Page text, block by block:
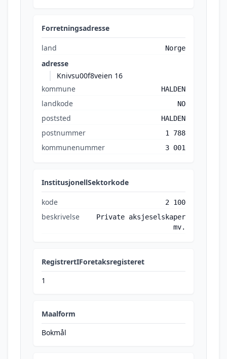
Forretningsadresse
land Norge
adresse
Knivsu00f8veien 16
kommune
HALDEN
landkode NO
poststed HALDEN
postnummer 1 788
kommunenummer 3 001
InstitusjonellSektorkode
kode 2 100
beskrivelse
Private aksjeselskaper
mv.
RegistrertIForetaksregisteret
1
Maalform
Bokmål